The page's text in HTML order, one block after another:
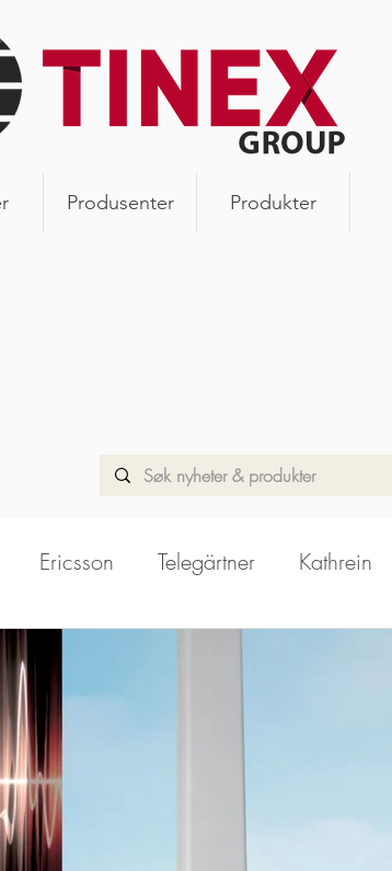
Produsenter Produkter
Ericsson Telegärtner Kathrein
DS